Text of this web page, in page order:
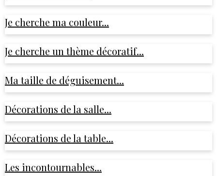
Je cherche ma couleur...
Je cherche un thème décoratif...
Ma taille de déguisement...
Décorations de la salle...
Décorations de la table...
Les incontournables...